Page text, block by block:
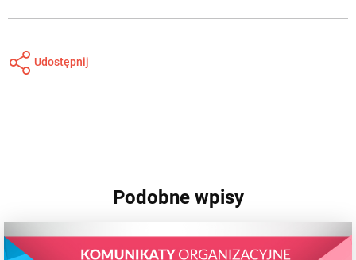
Udostępnij
Podobne wpisy